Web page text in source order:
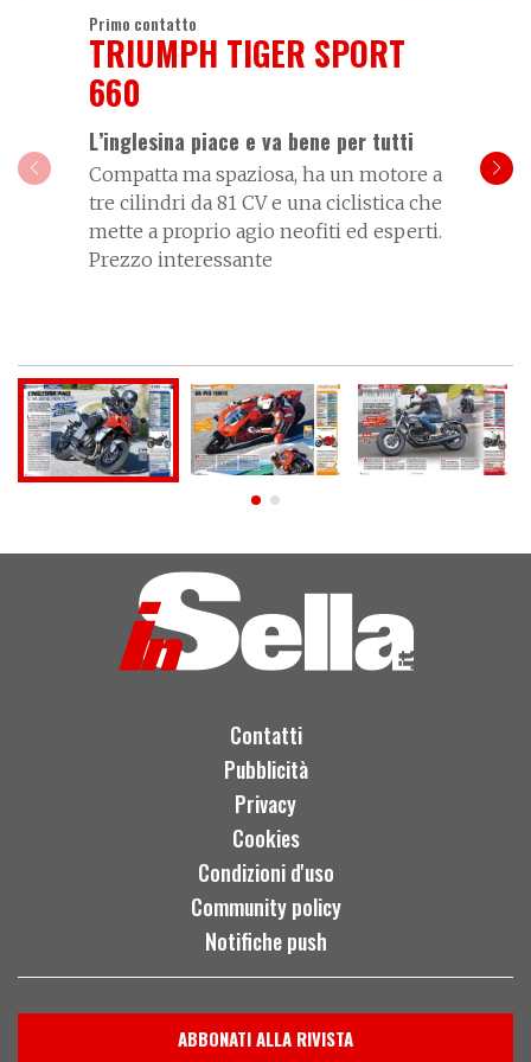
Primo contatto
TRIUMPH TIGER SPORT
660
L’inglesina piace e va bene per tutti
Compatta ma spaziosa, ha un motore a
tre cilindri da 81 CV e una ciclistica che
mette a proprio agio neofiti ed esperti.
Prezzo interessante
Contatti
Pubblicità
Privacy
Cookies
Condizioni d'uso
Community policy
Notifiche push
ABBONATI ALLA RIVISTA